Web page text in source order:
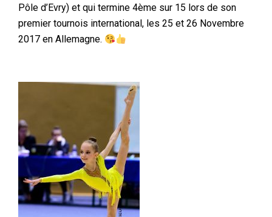
Pôle d’Evry) et qui termine 4ème sur 15 lors de son
premier tournois international, les 25 et 26 Novembre
2017 en Allemagne.